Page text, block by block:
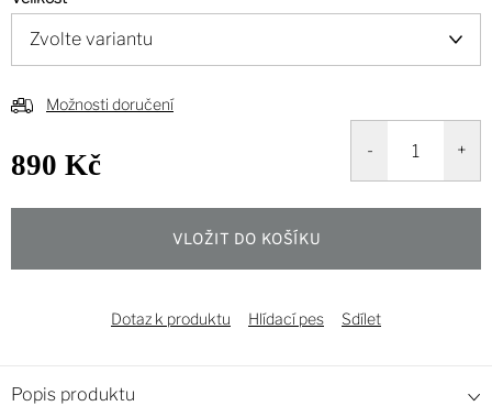
Možnosti doručení
890 Kč
VLOŽIT DO KOŠÍKU
Dotaz k produktu Hlídací pes Sdílet
Popis produktu